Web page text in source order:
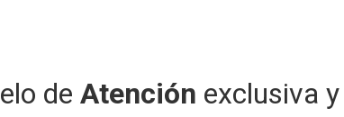
de Atención exclusiva y